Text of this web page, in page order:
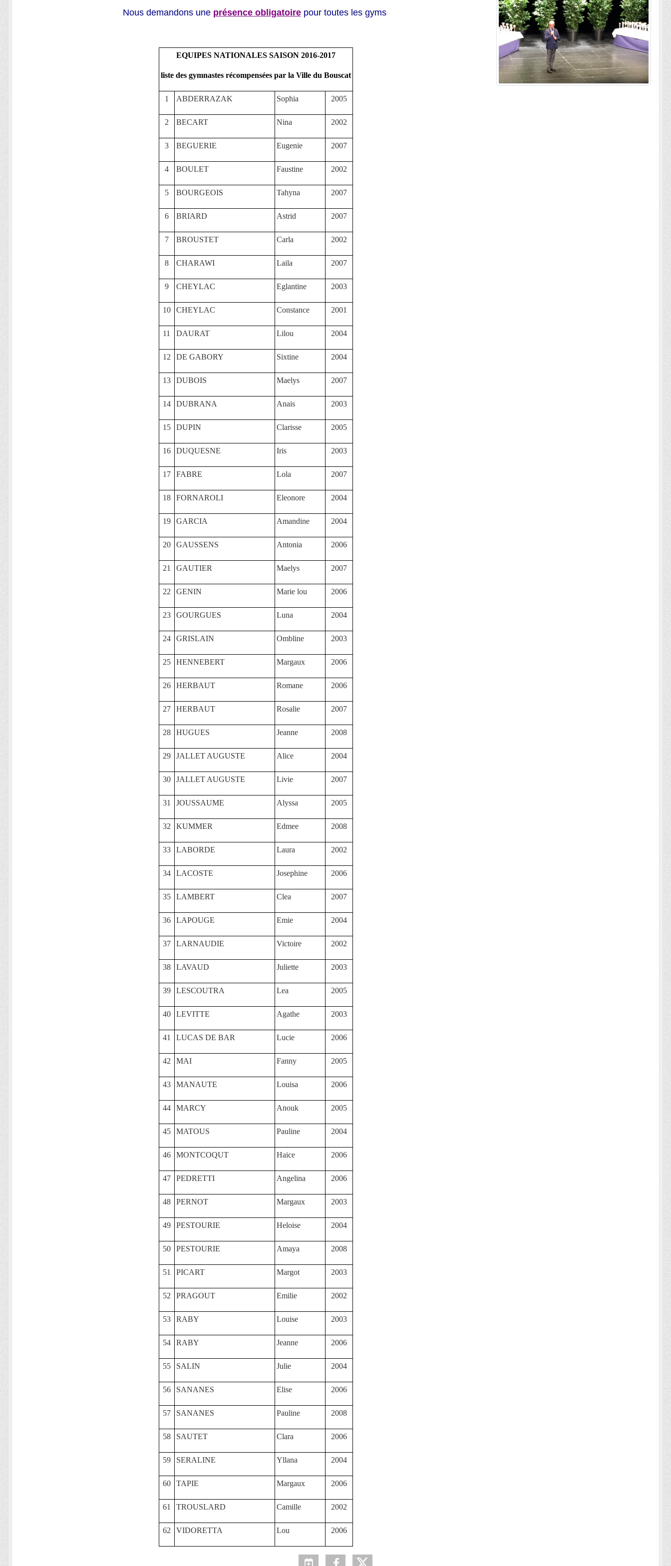
Nous demandons une présence obligatoirepour toutes les gyms
EQUIPES NATIONALES SAISON 2016-2017
liste des gymnastes récompensées par la Ville du Bouscat
1 ABDERRAZAK Sophia 2005
2 BECART Nina 2002
3 BEGUERIE Eugenie 2007
4 BOULET Faustine 2002
5 BOURGEOIS Tahyna 2007
6 BRIARD Astrid 2007
7 BROUSTET Carla 2002
8 CHARAWI Laila 2007
9 CHEYLAC Eglantine 2003
10 CHEYLAC Constance 2001
11 DAURAT Lilou 2004
12 DE GABORY Sixtine 2004
13 DUBOIS Maelys 2007
14 DUBRANA Anais 2003
15 DUPIN Clarisse 2005
16 DUQUESNE Iris 2003
17 FABRE Lola 2007
18 FORNAROLI Eleonore 2004
19 GARCIA Amandine 2004
20 GAUSSENS Antonia 2006
21 GAUTIER Maelys 2007
22 GENIN Marie lou 2006
23 GOURGUES Luna 2004
24 GRISLAIN Ombline 2003
25 HENNEBERT Margaux 2006
26 HERBAUT Romane 2006
27 HERBAUT Rosalie 2007
28 HUGUES Jeanne 2008
29 JALLET AUGUSTE Alice 2004
30 JALLET AUGUSTE Livie 2007
31 JOUSSAUME Alyssa 2005
32 KUMMER Edmee 2008
33 LABORDE Laura 2002
34 LACOSTE Josephine 2006
35 LAMBERT Clea 2007
36 LAPOUGE Emie 2004
37 LARNAUDIE Victoire 2002
38 LAVAUD Juliette 2003
39 LESCOUTRA Lea 2005
40 LEVITTE Agathe 2003
41 LUCAS DE BAR Lucie 2006
42 MAI Fanny 2005
43 MANAUTE Louisa 2006
44 MARCY Anouk 2005
45 MATOUS Pauline 2004
46 MONTCOQUT Haice 2006
47 PEDRETTI Angelina 2006
48 PERNOT Margaux 2003
49 PESTOURIE Heloise 2004
50 PESTOURIE Amaya 2008
51 PICART Margot 2003
52 PRAGOUT Emilie 2002
53 RABY Louise 2003
54 RABY Jeanne 2006
55 SALIN Julie 2004
56 SANANES Elise 2006
57 SANANES Pauline 2008
58 SAUTET Clara 2006
59 SERALINE Yllana 2004
60 TAPIE Margaux 2006
61 TROUSLARD Camille 2002
62 VIDORETTA Lou 2006